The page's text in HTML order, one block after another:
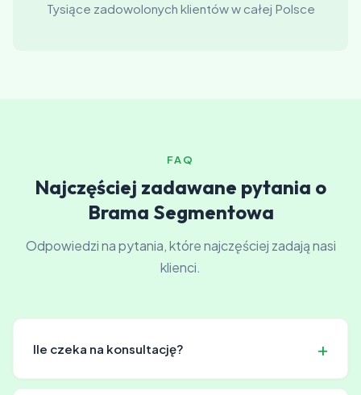
Tysiące zadowolonych klientów w całej Polsce
FAQ
Najczęściej zadawane pytania o
Brama Segmentowa
Odpowiedzi na pytania, które najczęściej zadają nasi
klienci.
Ile czeka na konsultację?
Zwykle możemy umówić się na konsultację w ciągu 24-